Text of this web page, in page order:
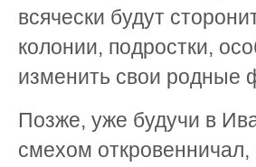
всячески будут
колонии, подростки,
изменить свои родные
Позже, уже будучи в
смехом откровенничал,